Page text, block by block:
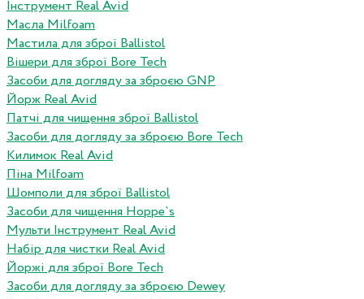
Інструмент Real Avid
Масла Milfoam
Мастила для зброї Ballistol
Вішери для зброї Bore Tech
Засоби для догляду за зброєю GNP
Йорж Real Avid
Патчі для чищення зброї Ballistol
Засоби для догляду за зброєю Bore Tech
Килимок Real Avid
Піна Milfoam
Шомполи для зброї Ballistol
Засоби для чищення Hoppe`s
Мульти Інструмент Real Avid
Набір для чистки Real Avid
Йоржі для зброї Bore Tech
Засоби для догляду за зброєю Dewey